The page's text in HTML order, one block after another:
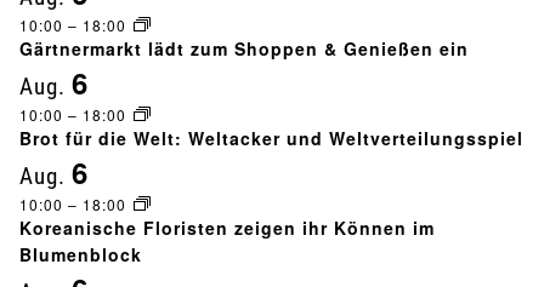
t
a
l
t
u
10:00 – 18:00
Gärtnermarkt lädt zum Shoppen & Genießen ein
Aug. 6
10:00 – 18:00
Brot für die Welt: Weltacker und Weltverteilungsspiel
Aug. 6
10:00 – 18:00
Koreanische Floristen zeigen ihr Können im
Blumenblock